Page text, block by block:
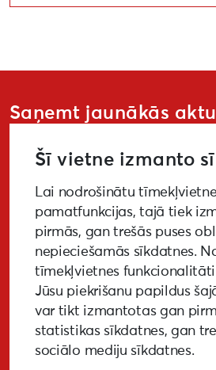
Saņemt jaunākās
PIETEIKTIES
GALERIJA MEDIJIEM
BUJ NOTIKUŠIE PASĀKUMI
Šī vietne izmanto
Lai nodrošinātu
pamatfunkcijas, tajā tiek
pirmās, gan trešās puses
nepieciešamās sīkdatnes.
tīmekļvietnes funkcionalitāti
Jūsu piekrišanu papildus
var tikt izmantotas gan
statistikas sīkdatnes, gan
sociālo mediju sīkdatnes.